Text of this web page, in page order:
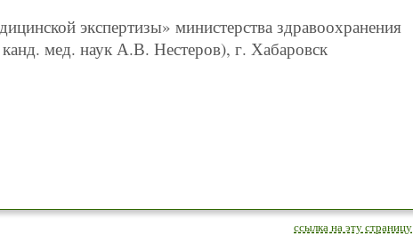
экспертизы» министерства здравоохранения
мед. наук А.В. Нестеров), г. Хабаровск
ссылка на эту страницу